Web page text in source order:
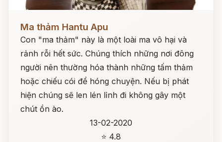
Ma thảm Hantu Apu
Con "ma thảm" này là một loài ma vô hại và
rảnh rỗi hết sức. Chúng thích những nơi đông
người nên thường hóa thành những tấm thảm
hoặc chiếu cói để hóng chuyện. Nếu bị phát
hiện chúng sẽ len lén lỉnh đi không gây một
chút ồn ào.
13-02-2020
⭐ 4.8